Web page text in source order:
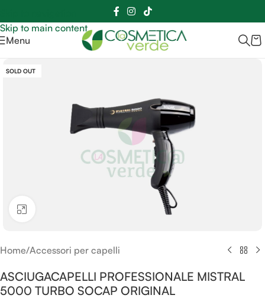
Skip to main content
Sei hai domande contattaci 📲3341056025 - 3886572748
Menu
SOLD OUT
Home/Accessori per capelli
ASCIUGACAPELLI PROFESSIONALE MISTRAL
5000 TURBO SOCAP ORIGINAL